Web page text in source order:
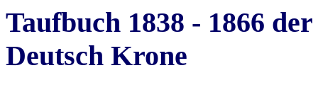
Taufbuch 1838 - 1866
Deutsch Krone